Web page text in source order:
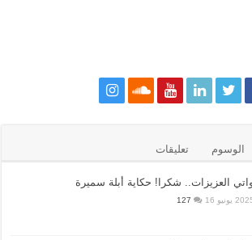
الوسوم تعليقات
العزيزات.. شكرا! حكاية أبلة سميرة
يونيو 16 127